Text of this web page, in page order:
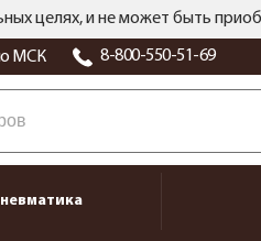
целях, и не может быть
МСК 8-800-550-51-69